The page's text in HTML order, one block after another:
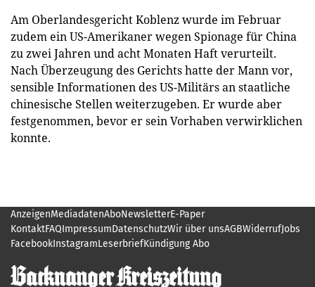
Am Oberlandesgericht Koblenz wurde im Februar
zudem ein US-Amerikaner wegen Spionage für China
zu zwei Jahren und acht Monaten Haft verurteilt.
Nach Überzeugung des Gerichts hatte der Mann vor,
sensible Informationen des US-Militärs an staatliche
chinesische Stellen weiterzugeben. Er wurde aber
festgenommen, bevor er sein Vorhaben verwirklichen
konnte.
AnzeigenMediadatenAboNewsletterE-Paper
KontaktFAQImpressumDatenschutzWir über unsAGBWiderrufJobs
FacebookInstagramLeserbriefKündigung Abo